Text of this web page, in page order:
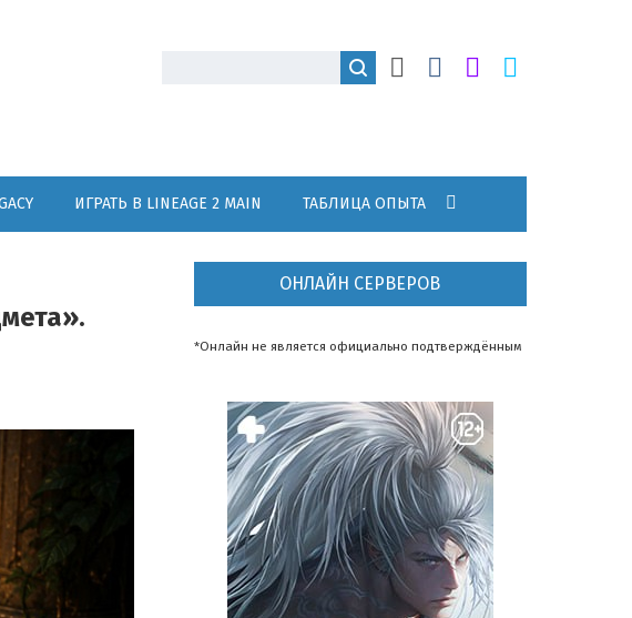
ИГРАТЬ В LINEAGE 2 MAIN ТАБЛИЦА ОПЫТА
ОНЛАЙН СЕРВЕРОВ
*Онлайн не является официально подтверждённым